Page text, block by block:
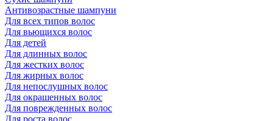
Антивозрастные шампуни
Для всех типов волос
Для вьющихся волос
Для детей
Для длинных волос
Для жестких волос
Для жирных волос
Для непослушных волос
Для окрашенных волос
Для поврежденных волос
Для роста волос